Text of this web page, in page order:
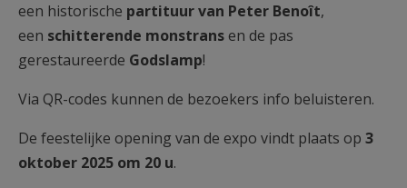
een historische partituur van Peter Benoît,
een schitterende monstransen de pas
gerestaureerde Godslamp!
Via QR-codes kunnen de bezoekers info beluisteren.
De feeste­lijke opening van de expo vindt plaats op 3
oktober 2025 om 20 u.